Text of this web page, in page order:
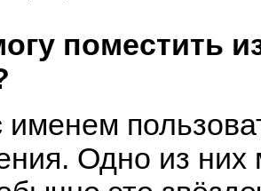
поместить
Одно из них